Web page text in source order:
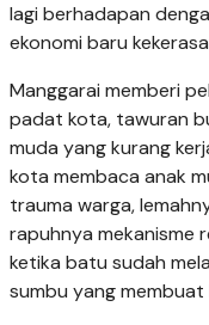
lagi berhadapan
ekonomi baru
Manggarai memberi
padat kota, tawuran
muda yang kurang
kota membaca anak
trauma warga,
rapuhnya mekanisme
ketika batu sudah
sumbu yang membuat